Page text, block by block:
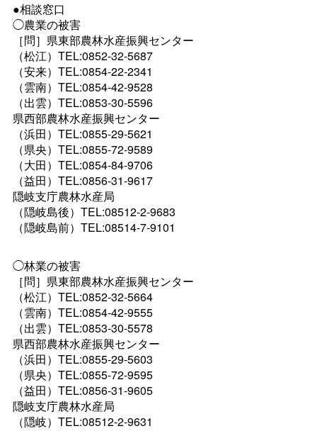
●相談窓口
◯農業の被害
［問］県東部農林水産振興センター
（松江）TEL:0852-32-5687
（安来）TEL:0854-22-2341
（雲南）TEL:0854-42-9528
（出雲）TEL:0853-30-5596
県西部農林水産振興センター
（浜田）TEL:0855-29-5621
（県央）TEL:0855-72-9589
（大田）TEL:0854-84-9706
（益田）TEL:0856-31-9617
隠岐支庁農林水産局
（隠岐島後）TEL:08512-2-9683
（隠岐島前）TEL:08514-7-9101
◯林業の被害
［問］県東部農林水産振興センター
（松江）TEL:0852-32-5664
（雲南）TEL:0854-42-9555
（出雲）TEL:0853-30-5578
県西部農林水産振興センター
（浜田）TEL:0855-29-5603
（県央）TEL:0855-72-9595
（益田）TEL:0856-31-9605
隠岐支庁農林水産局
（隠岐）TEL:08512-2-9631